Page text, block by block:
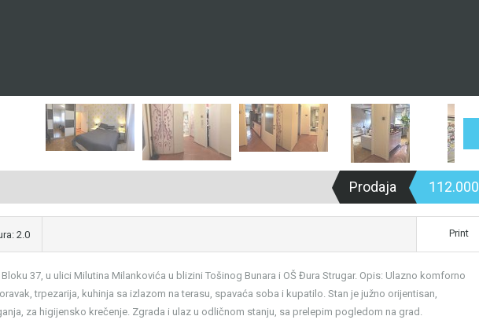
Prodaja 112.000
2.0 Print
37, u ulici Milutina Milankovića u blizini Tošinog Bunara i OŠ Đura Strugar. Opis: Ulazno komforno
trpezarija, kuhinja sa izlazom na terasu, spavaća soba i kupatilo. Stan je južno orijentisan,
za higijensko krečenje. Zgrada i ulaz u odličnom stanju, sa prelepim pogledom na grad.